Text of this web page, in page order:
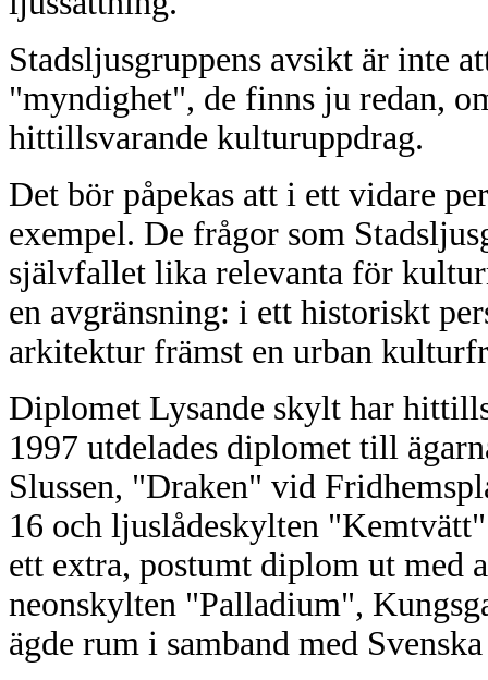
Stadsljusgruppens avsikt är inte
"myndighet", de finns ju redan,
hittillsvarande kulturuppdrag.
Det bör påpekas att i ett vidare
exempel. De frågor som
självfallet lika relevanta för
en avgränsning: i ett historiskt
arkitektur främst en urban
Diplomet Lysande skylt har
1997 utdelades diplomet till
Slussen, "Draken" vid
16 och ljuslådeskylten
ett extra, postumt diplom ut med
neonskylten "Palladium",
ägde rum i samband med